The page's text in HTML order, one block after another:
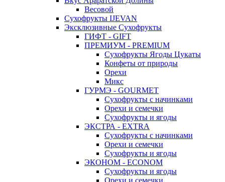
Весовой
Сухофрукты IJEVAN
Эксклюзивные Сухофрукты
ГИФТ - GIFT
ПРЕМИУМ - PREMIUM
Сухофрукты Ягоды Цукаты
Конфеты от природы
Орехи
Микс
ГУРМЭ - GOURMET
Сухофрукты с начинками
Орехи и семечки
Сухофрукты и ягоды
ЭКСТРА - EXTRA
Сухофрукты с начинками
Орехи и семечки
Сухофрукты и ягоды
ЭКОНОМ - ECONOM
Сухофрукты и ягоды
Орехи и семечки